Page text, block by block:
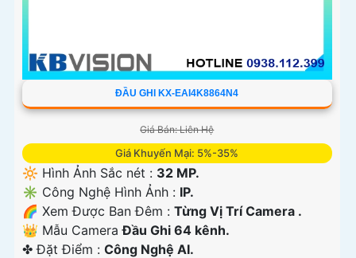
ĐẦU GHI KX-EAI4K8864N4
Giá Bán: Liên Hệ
Giá Khuyến Mại: 5%-35%
🔆 Hình Ảnh Sắc nét : 32 MP.
✳️ Công Nghệ Hình Ảnh : IP.
🌈 Xem Được Ban Đêm : Từng Vị Trí Camera .
👑 Mẫu CameraĐầu Ghi 64 kênh.
️✤ Đặt Điểm : Công Nghệ AI.